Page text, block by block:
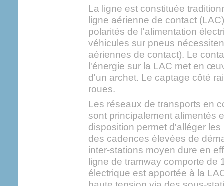
La ligne est constituée
ligne aérienne de contact
polarités de l'alimentation
véhicules sur pneus
aériennes de contact). Le
l'énergie sur la LAC met en
d'un archet. Le captage côté
roues.
Les réseaux de transports en
sont principalement alimentés
disposition permet d'alléger
des cadences élevées de
inter-stations moyen dure en
ligne de tramway comporte de
électrique est apportée à la